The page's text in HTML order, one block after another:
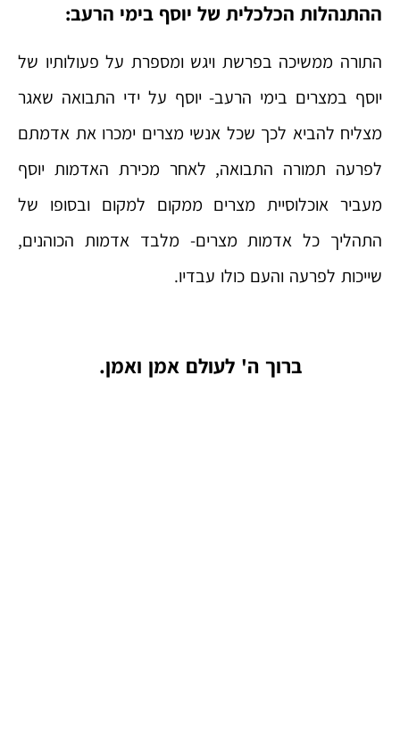
ההתנהלות הכלכלית של יוסף בימי הרעב:
התורה ממשיכה בפרשת ויגש ומספרת על פעולותיו של
יוסף במצרים בימי הרעב- יוסף על ידי התבואה שאגר
מצליח להביא לכך שכל אנשי מצרים ימכרו את אדמתם
לפרעה תמורה התבואה, לאחר מכירת האדמות יוסף
מעביר אוכלוסיית מצרים ממקום למקום ובסופו של
התהליך כל אדמות מצרים- מלבד אדמות הכוהנים,
שייכות לפרעה והעם כולו עבדיו.
ברוך ה' לעולם אמן ואמן.